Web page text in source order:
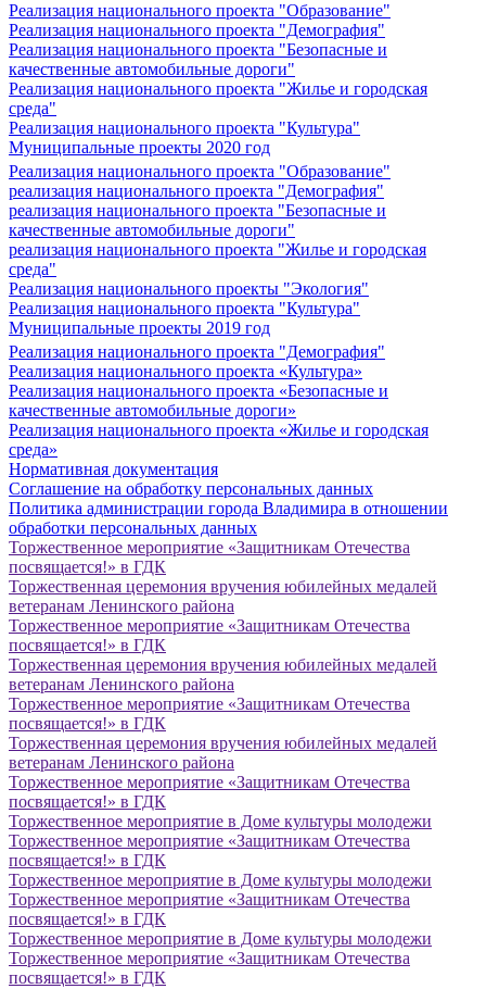
Реализация национального проекта "Образование"
Реализация национального проекта "Демография"
Реализация национального проекта "Безопасные и
качественные автомобильные дороги"
Реализация национального проекта "Жилье и городская
среда"
Реализация национального проекта "Культура"
Муниципальные проекты 2020 год
Реализация национального проекта "Образование"
реализация национального проекта "Демография"
реализация национального проекта "Безопасные и
качественные автомобильные дороги"
реализация национального проекта "Жилье и городская
среда"
Реализация национального проекты "Экология"
Реализация национального проекта "Культура"
Муниципальные проекты 2019 год
Реализация национального проекта "Демография"
Реализация национального проекта «Культура»
Реализация национального проекта «Безопасные и
качественные автомобильные дороги»
Реализация национального проекта «Жилье и городская
среда»
Нормативная документация
Соглашение на обработку персональных данных
Политика администрации города Владимира в отношении
обработки персональных данных
Торжественное мероприятие «Защитникам Отечества
посвящается!» в ГДК
Торжественная церемония вручения юбилейных медалей
ветеранам Ленинского района
Торжественное мероприятие «Защитникам Отечества
посвящается!» в ГДК
Торжественная церемония вручения юбилейных медалей
ветеранам Ленинского района
Торжественное мероприятие «Защитникам Отечества
посвящается!» в ГДК
Торжественная церемония вручения юбилейных медалей
ветеранам Ленинского района
Торжественное мероприятие «Защитникам Отечества
посвящается!» в ГДК
Торжественное мероприятие в Доме культуры молодежи
Торжественное мероприятие «Защитникам Отечества
посвящается!» в ГДК
Торжественное мероприятие в Доме культуры молодежи
Торжественное мероприятие «Защитникам Отечества
посвящается!» в ГДК
Торжественное мероприятие в Доме культуры молодежи
Торжественное мероприятие «Защитникам Отечества
посвящается!» в ГДК